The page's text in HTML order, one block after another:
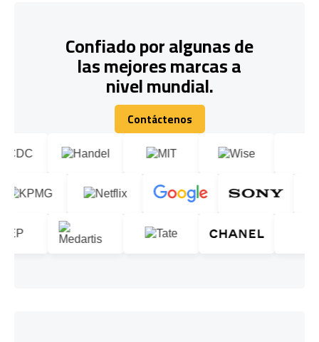
Confiado por algunas de
las mejores marcas a
nivel mundial.
Contáctenos
Contáctenos